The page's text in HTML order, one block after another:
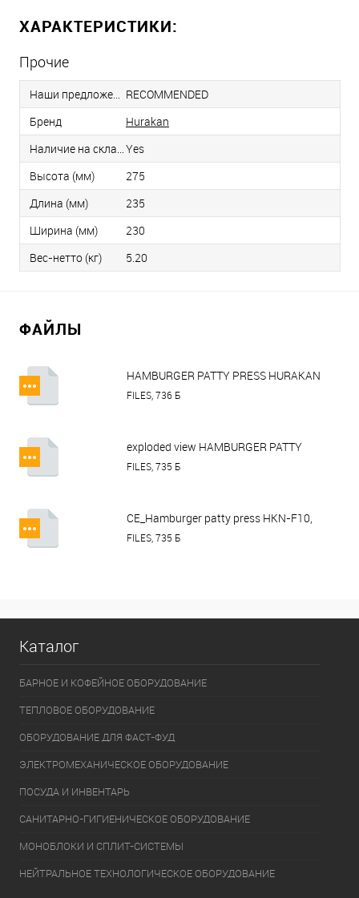
ХАРАКТЕРИСТИКИ:
Прочие
Наши предложения RECOMMENDED
Бренд
Hurakan
Наличие на складеYes
Высота (мм)
275
Длина (мм)
235
Ширина (мм)
230
Вес-нетто (кг)
5.20
ФАЙЛЫ
HAMBURGER PATTY PRESS HURAKAN
HKN-F10, HKN-F13, HKN-F15.pdf
FILES, 736 Б
exploded view HAMBURGER PATTY
PRESS HURAKAN HKN-F10, HKN-
FILES, 735 Б
CE_Hamburger patty press HKN-F10,
HKN-F13, HKN-F15.pdf
FILES, 735 Б
Каталог
БАРНОЕ И КОФЕЙНОЕ ОБОРУДОВАНИЕ
ТЕПЛОВОЕ ОБОРУДОВАНИЕ
ОБОРУДОВАНИЕ ДЛЯ ФАСТ-ФУД
ЭЛЕКТРОМЕХАНИЧЕСКОЕ ОБОРУДОВАНИЕ
ПОСУДА И ИНВЕНТАРЬ
САНИТАРНО-ГИГИЕНИЧЕСКОЕ ОБОРУДОВАНИЕ
МОНОБЛОКИ И СПЛИТ-СИСТЕМЫ
НЕЙТРАЛЬНОЕ ТЕХНОЛОГИЧЕСКОЕ ОБОРУДОВАНИЕ